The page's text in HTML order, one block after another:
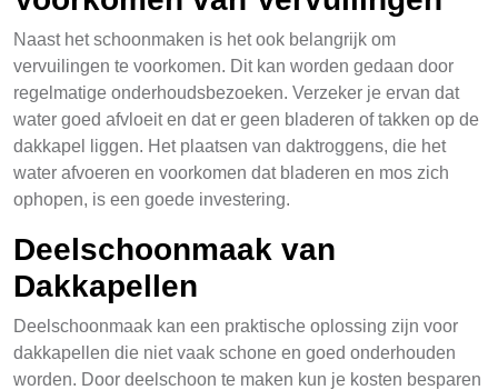
Naast het schoonmaken is het ook belangrijk om
vervuilingen te voorkomen. Dit kan worden gedaan door
regelmatige onderhoudsbezoeken. Verzeker je ervan dat
water goed afvloeit en dat er geen bladeren of takken op de
dakkapel liggen. Het plaatsen van daktroggens, die het
water afvoeren en voorkomen dat bladeren en mos zich
ophopen, is een goede investering.
Deelschoonmaak van
Dakkapellen
Deelschoonmaak kan een praktische oplossing zijn voor
dakkapellen die niet vaak schone en goed onderhouden
worden. Door deelschoon te maken kun je kosten besparen